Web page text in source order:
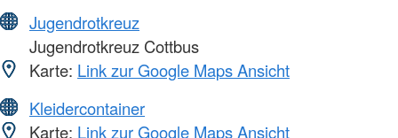
Jugendrotkreuz
Jugendrotkreuz Cottbus
Karte: Link zur Google Maps Ansicht
Kleidercontainer
Karte: Link zur Google Maps Ansicht